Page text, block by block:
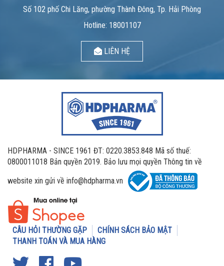
Số 102 phố Chi Lăng, phường Thành Đông, Tp. Hải Phòng
Hotline: 18001107
LIÊN HỆ
HDPHARMA - SINCE 1961 ĐT: 0220.3853.848 Mã số thuế:
0800011018 Bản quyền 2019. Bảo lưu mọi quyền Thông tin về
website xin gửi về info@hdpharma.vn
CÂU HỎI THƯỜNG GẶP
CHÍNH SÁCH BẢO MẬT
THANH TOÁN VÀ MUA HÀNG